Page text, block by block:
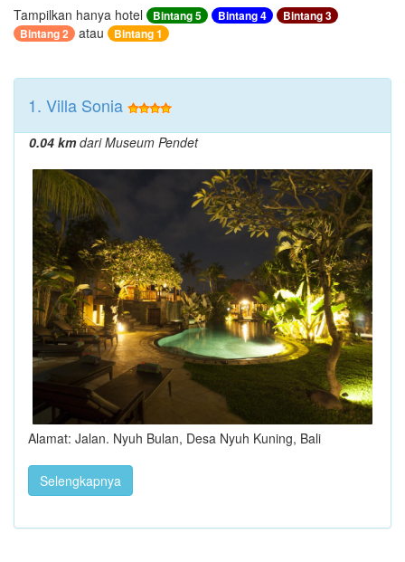
Tampilkan hanya hotel Bintang 5 Bintang 4
Bintang 3
Bintang 2
atau Bintang 1
1. Villa Sonia
0.04 kmdari Museum Pendet
Alamat: Jalan. Nyuh Bulan, Desa Nyuh Kuning, Bali
Selengkapnya